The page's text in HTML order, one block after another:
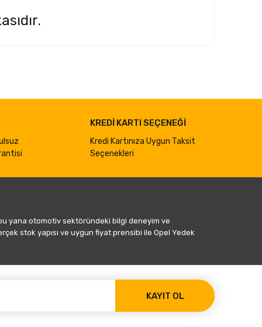
KREDİ KARTI SEÇENEĞİ
Kredi Kartınıza Uygun Taksit
Seçenekleri
yana otomotiv sektöründeki bilgi deneyim ve
stok yapısı ve uygun fiyat prensibi ile Opel Yedek
KAYIT OL